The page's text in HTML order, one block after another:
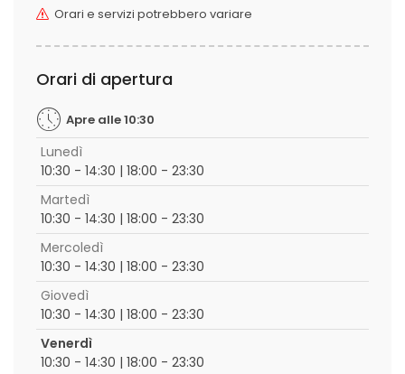
Orari e servizi potrebbero variare
Orari di apertura
Apre alle 10:30
Lunedì
10:30 - 14:30 | 18:00 - 23:30
Martedì
10:30 - 14:30 | 18:00 - 23:30
Mercoledì
10:30 - 14:30 | 18:00 - 23:30
Giovedì
10:30 - 14:30 | 18:00 - 23:30
Venerdì
10:30 - 14:30 | 18:00 - 23:30